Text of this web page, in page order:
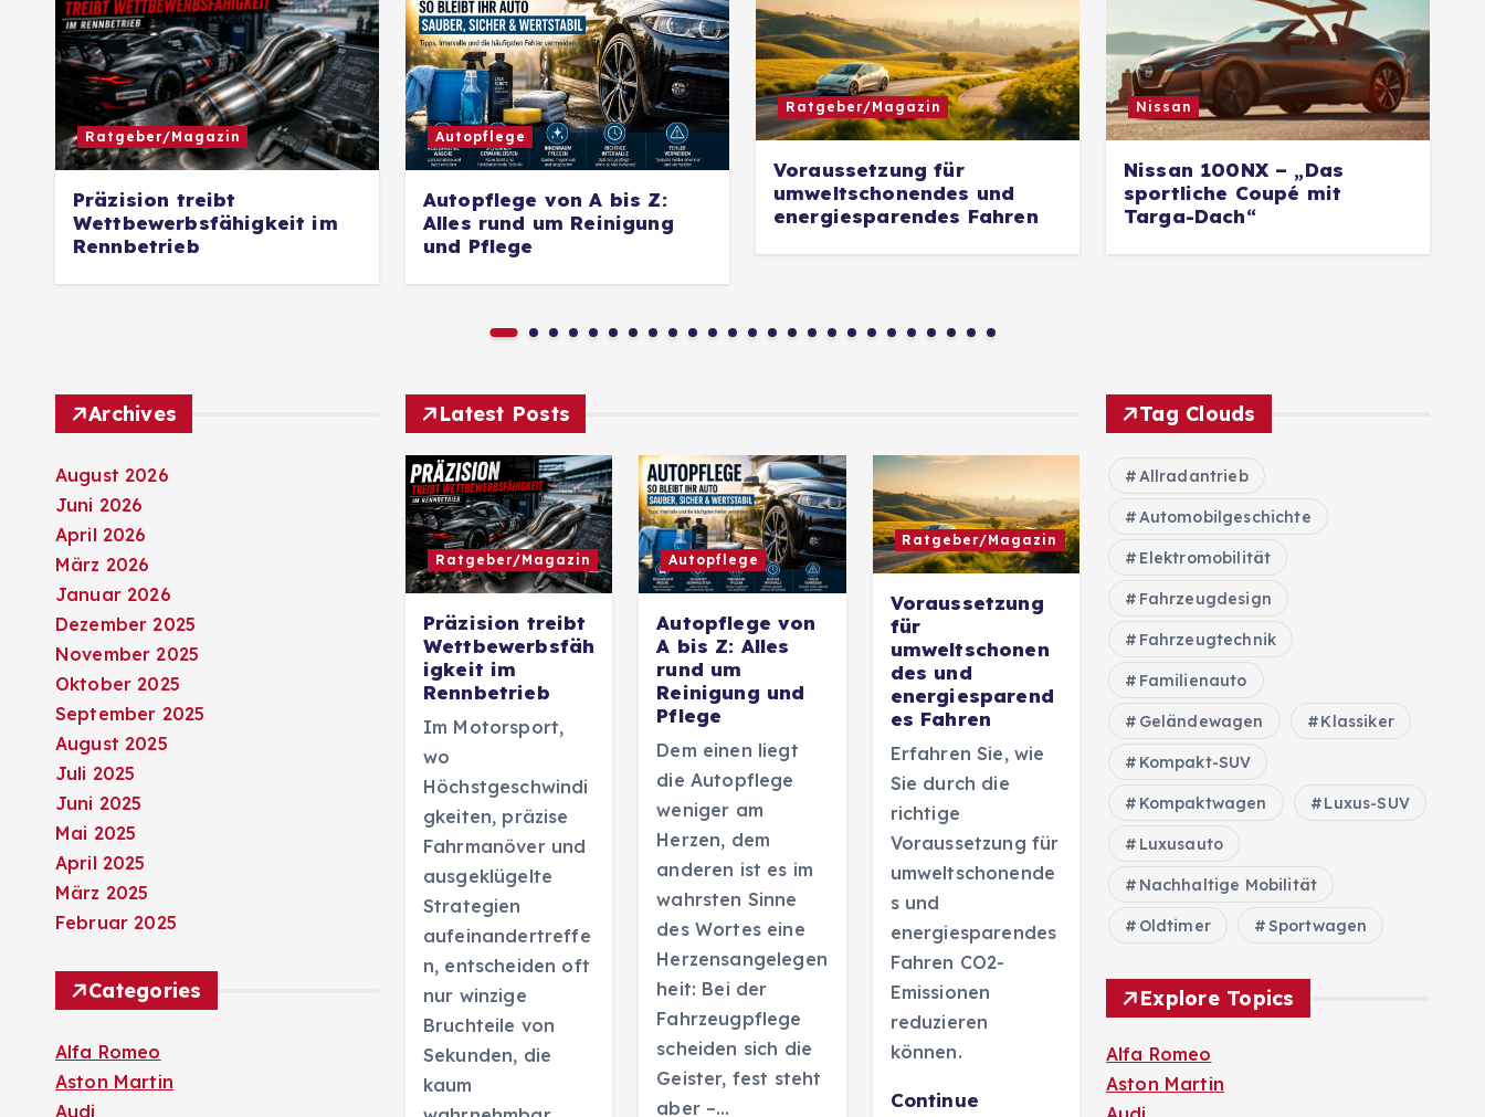
Ratgeber/Magazin
Präzision treibt
Wettbewerbsfähigkeit im
Rennbetrieb
Autopflege
Autopflege von A bis Z:
Alles rund um Reinigung
und Pflege
Ratgeber/Magazin
Voraussetzung für
umweltschonendes und
energiesparendes Fahren
Nissan
Nissan 100NX – „Das
sportliche Coupé mit
Targa-Dach“
Archives
August 2026
Juni 2026
April 2026
März 2026
Januar 2026
Dezember 2025
November 2025
Oktober 2025
September 2025
August 2025
Juli 2025
Juni 2025
Mai 2025
April 2025
März 2025
Februar 2025
Categories
Alfa Romeo
Aston Martin
Audi
Latest Posts
Ratgeber/Magazin
Präzision treibt
Wettbewerbsfäh
igkeit im
Rennbetrieb
Im Motorsport,
wo
Höchstgeschwindi
gkeiten, präzise
Fahrmanöver und
ausgeklügelte
Strategien
aufeinandertreffe
n, entscheiden oft
nur winzige
Bruchteile von
Sekunden, die
kaum
Autopflege
Autopflege von
A bis Z: Alles
rund um
Reinigung und
Pflege
Dem einen liegt
die Autopflege
weniger am
Herzen, dem
anderen ist es im
wahrsten Sinne
des Wortes eine
Herzensangelegen
heit: Bei der
Fahrzeugpflege
scheiden sich die
Geister, fest steht
aber –…
Ratgeber/Magazin
Voraussetzung
für
umweltschonen
des und
energiesparend
es Fahren
Erfahren Sie, wie
Sie durch die
richtige
Voraussetzung für
umweltschonende
s und
energiesparendes
Fahren CO2-
Emissionen
reduzieren
können.
Continue
Tag Clouds
Allradantrieb
Automobilgeschichte
Elektromobilität
Fahrzeugdesign
Fahrzeugtechnik
Familienauto
Geländewagen Klassiker
Kompakt-SUV
Kompaktwagen Luxus-SUV
Luxusauto
Nachhaltige Mobilität
Oldtimer Sportwagen
Explore Topics
Alfa Romeo
Aston Martin